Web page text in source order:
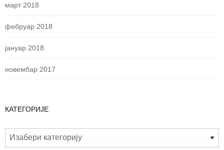
март 2018
фебруар 2018
јануар 2018
новембар 2017
КАТЕГОРИЈЕ